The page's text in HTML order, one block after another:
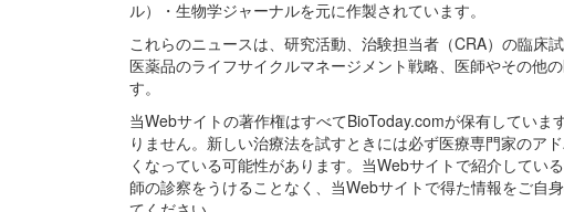
ル）・生物学ジャーナルを元に作製されています。
これらのニュースは、研究活動、治験担当者（CRA）の臨床
医薬品のライフサイクルマネージメント戦略、医師やその他
す。
当Webサイトの著作権はすべてBioToday.comが保有してい
りません。新しい治療法を試すときには必ず医療専門家のア
くなっている可能性があります。当Webサイトで紹介して
師の診察をうけることなく、当Webサイトで得た情報をご自